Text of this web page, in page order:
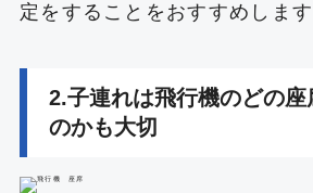
定をすることをおすすめします
2.子連れは飛行機のどの座
のかも大切